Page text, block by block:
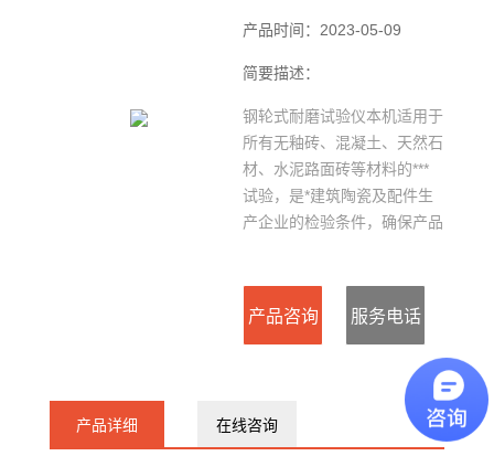
产品时间：2023-05-09
简要描述：
钢轮式耐磨试验仪本机适用于
所有无釉砖、混凝土、天然石
材、水泥路面砖等材料的***
试验，是*建筑陶瓷及配件生
产企业的检验条件，确保产品
产品咨询 服务电话
15127715300
产品详细 在线咨询